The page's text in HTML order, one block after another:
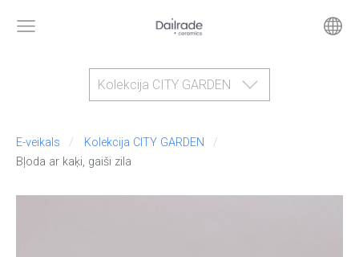
Kolekcija CITY GARDEN
E-veikals
Kolekcija CITY GARDEN
Bļoda ar kaķi, gaiši zila